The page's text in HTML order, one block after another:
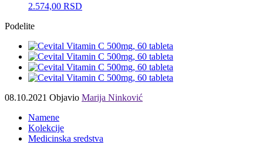
2.574,00 RSD
Podelite
08.10.2021 Objavio Marija Ninković
Namene
Kolekcije
Medicinska sredstva